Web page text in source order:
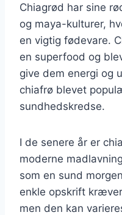
Chiagrød har sine
og maya-kulturer,
en vigtig fødevare.
en superfood og
give dem energi og
chiafrø blevet
sundhedskredse.
I de senere år er
moderne
som en sund
enkle opskrift
men den kan